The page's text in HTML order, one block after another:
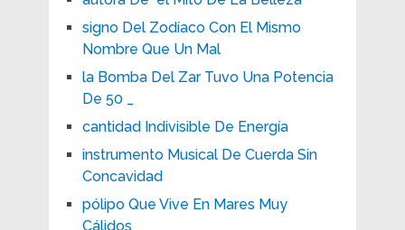
signo Del Zodíaco Con El Mismo
Nombre Que Un Mal
la Bomba Del Zar Tuvo Una Potencia
De 50 _
cantidad Indivisible De Energía
instrumento Musical De Cuerda Sin
Concavidad
pólipo Que Vive En Mares Muy
Cálidos